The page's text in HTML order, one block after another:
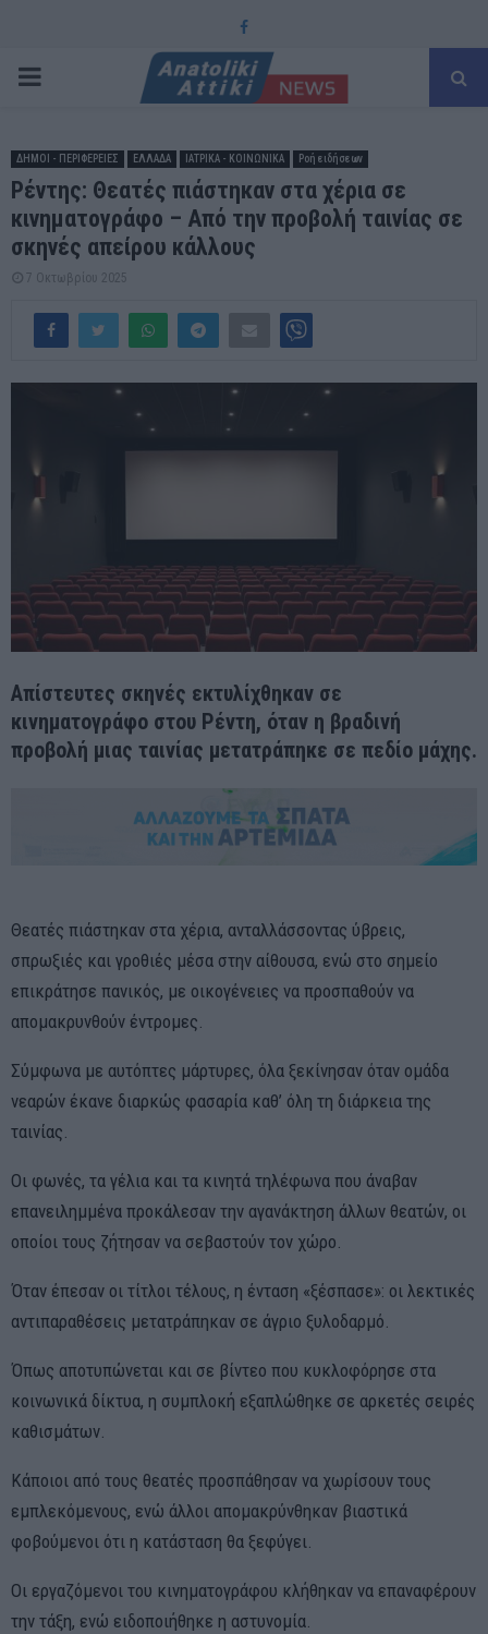
Facebook
PRIMARY
ΔΗΜΟΙ - ΠΕΡΙΦΕΡΕΙΕΣ ΕΛΛΑΔΑ ΙΑΤΡΙΚΑ - ΚΟΙΝΩΝΙΚΑ Ροή ειδήσεων
Ρέντης: Θεατές πιάστηκαν στα χέρια σε
κινηματογράφο – Από την προβολή ταινίας σε
σκηνές απείρου κάλλους
7 Οκτωβρίου 2025
Απίστευτες σκηνές εκτυλίχθηκαν σε
κινηματογράφο στου Ρέντη, όταν η βραδινή
προβολή μιας ταινίας μετατράπηκε σε πεδίο μάχης.
Θεατές πιάστηκαν στα χέρια, ανταλλάσσοντας ύβρεις,
σπρωξιές και γροθιές μέσα στην αίθουσα, ενώ στο σημείο
επικράτησε πανικός, με οικογένειες να προσπαθούν να
απομακρυνθούν έντρομες.
Σύμφωνα με αυτόπτες μάρτυρες, όλα ξεκίνησαν όταν ομάδα
νεαρών έκανε διαρκώς φασαρία καθ’ όλη τη διάρκεια της
ταινίας.
Οι φωνές, τα γέλια και τα κινητά τηλέφωνα που άναβαν
επανειλημμένα προκάλεσαν την αγανάκτηση άλλων θεατών, οι
οποίοι τους ζήτησαν να σεβαστούν τον χώρο.
Όταν έπεσαν οι τίτλοι τέλους, η ένταση «ξέσπασε»: οι λεκτικές
αντιπαραθέσεις μετατράπηκαν σε άγριο ξυλοδαρμό.
Όπως αποτυπώνεται και σε βίντεο που κυκλοφόρησε στα
κοινωνικά δίκτυα, η συμπλοκή εξαπλώθηκε σε αρκετές σειρές
καθισμάτων.
Κάποιοι από τους θεατές προσπάθησαν να χωρίσουν τους
εμπλεκόμενους, ενώ άλλοι απομακρύνθηκαν βιαστικά
φοβούμενοι ότι η κατάσταση θα ξεφύγει.
Οι εργαζόμενοι του κινηματογράφου κλήθηκαν να επαναφέρουν
την τάξη, ενώ ειδοποιήθηκε η αστυνομία.